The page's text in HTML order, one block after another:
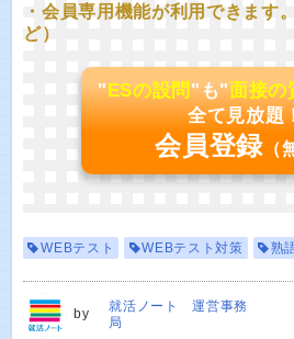
・会員専用機能が利用できます
ど）
"ESの設問"も"面接の
全て見放題
会員登録 （
WEBテスト WEBテスト対策 熟
by
就活ノート 運営事務
局